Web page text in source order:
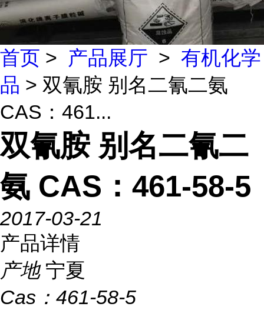
首页 > 产品展厅 > 有机化学
品 > 双氰胺 别名二氰二氨
CAS：461...
双氰胺 别名二氰二
氨 CAS：461-58-5
2017-03-21
产品详情
产地 宁夏
Cas： 461-58-5